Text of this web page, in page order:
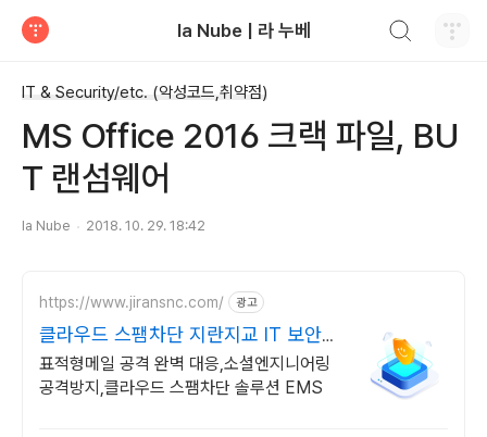
la Nube | 라 누베
IT & Security/etc. (악성코드,취약점)
MS Office 2016 크랙 파일, BU
T 랜섬웨어
la Nube 2018. 10. 29. 18:42
https://www.jiransnc.com/ 광고
클라우드 스팸차단 지란지교 IT 보안솔
루션 전문기업
표적형메일 공격 완벽 대응,소셜엔지니어링
공격방지,클라우드 스팸차단 솔루션 EMS